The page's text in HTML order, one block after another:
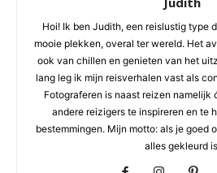
Hoi! Ik ben Judith, een reislustig type
mooie plekken, overal ter wereld. Het
ook van chillen en genieten van het
lang leg ik mijn reisverhalen vast als
Fotograferen is naast reizen namelijk
andere reizigers te inspireren en te
bestemmingen. Mijn motto: als je goed
alles gekleurd